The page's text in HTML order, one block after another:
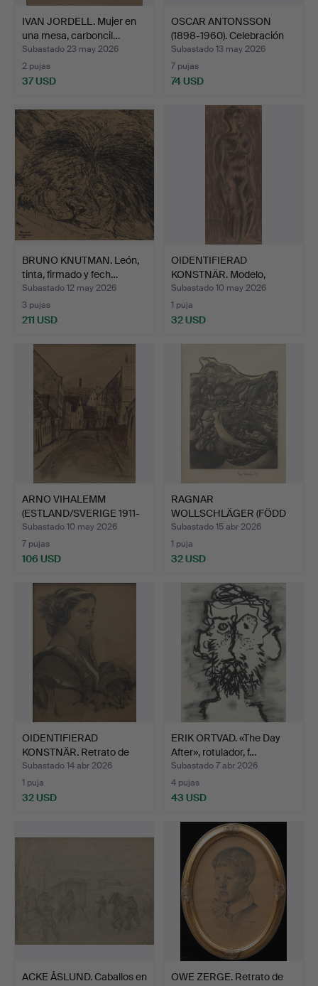
IVAN JORDELL. Mujer en
una mesa, carboncil…
Subastado 23 may 2026
2 pujas
37 USD
OSCAR ANTONSSON
(1898-1960). Celebración
d…
Subastado 13 may 2026
7 pujas
74 USD
BRUNO KNUTMAN. León,
tinta, firmado y fech…
Subastado 12 may 2026
3 pujas
211 USD
OIDENTIFIERAD
KONSTNÄR. Modelo,
pastel, fi…
Subastado 10 may 2026
1 puja
32 USD
ARNO VIHALEMM
(ESTLAND/SVERIGE 1911-
1999).…
Subastado 10 may 2026
7 pujas
106 USD
RAGNAR
WOLLSCHLÄGER (FÖDD
1944). Composici…
Subastado 15 abr 2026
1 puja
32 USD
OIDENTIFIERAD
KONSTNÄR. Retrato de
una muj…
Subastado 14 abr 2026
1 puja
32 USD
ERIK ORTVAD. «The Day
After», rotulador, f…
Subastado 7 abr 2026
4 pujas
43 USD
ACKE ÅSLUND. Caballos en
OWE ZERGE. Retrato de